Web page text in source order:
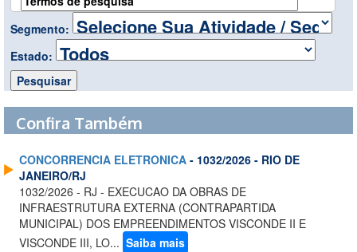
Segmento:
Estado:
Confira Também
CONCORRENCIA ELETRONICA - 1032/2026 - RIO DE
JANEIRO/RJ
1032/2026 - RJ - EXECUCAO DA OBRAS DE
INFRAESTRUTURA EXTERNA (CONTRAPARTIDA
MUNICIPAL) DOS EMPREENDIMENTOS VISCONDE II E
VISCONDE III, LO... Saiba mais